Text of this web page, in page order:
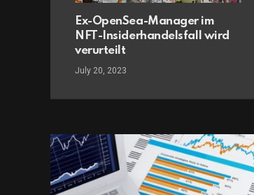
Ex-OpenSea-Manager im
NFT-Insiderhandelsfall wird
verurteilt
July 20, 2023